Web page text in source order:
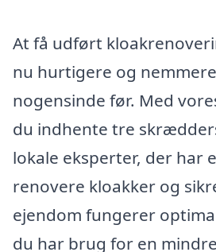
At få udført
nu hurtigere og
nogensinde før. Med
du indhente tre
lokale eksperter, der har
renovere kloakker og
ejendom fungerer
du har brug for en